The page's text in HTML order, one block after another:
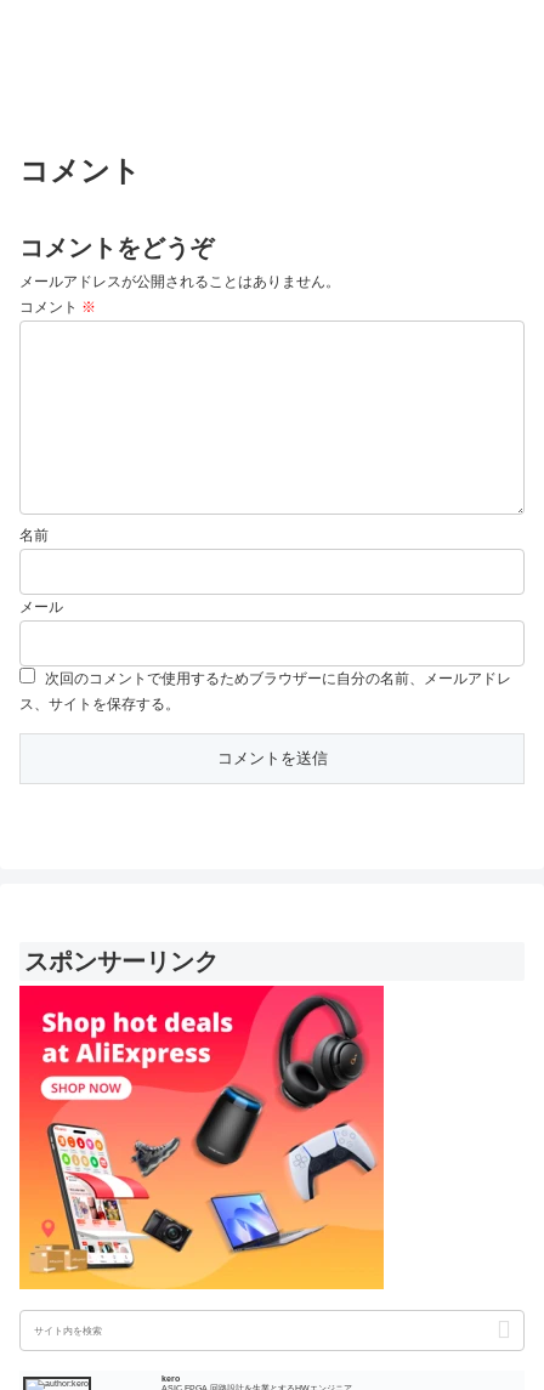
コメント
コメントをどうぞ
メールアドレスが公開されることはありません。
コメント ※
名前
メール
次回のコメントで使用するためブラウザーに自分の名前、メールアドレ
ス、サイトを保存する。
スポンサーリンク
kero